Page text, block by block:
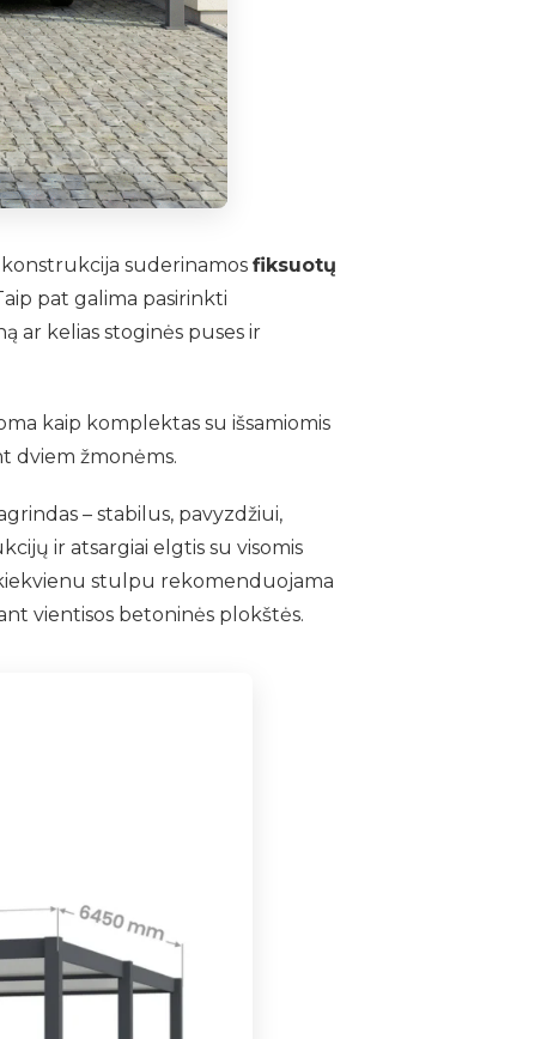
suderinamos fiksuotų
pat galima pasirinkti
ar kelias stoginės puses ir
kaip komplektas su išsamiomis
dviem žmonėms.
– stabilus, pavyzdžiui,
ir atsargiai elgtis su visomis
stulpu rekomenduojama
vientisos betoninės plokštės.